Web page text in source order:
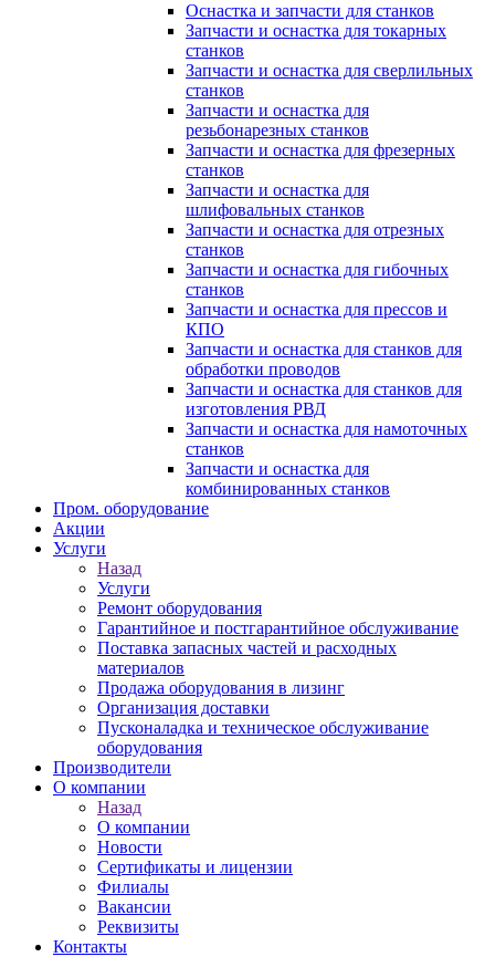
Оснастка и запчасти для станков
Запчасти и оснастка для токарных
станков
Запчасти и оснастка для сверлильных
станков
Запчасти и оснастка для
резьбонарезных станков
Запчасти и оснастка для фрезерных
станков
Запчасти и оснастка для
шлифовальных станков
Запчасти и оснастка для отрезных
станков
Запчасти и оснастка для гибочных
станков
Запчасти и оснастка для прессов и
КПО
Запчасти и оснастка для станков для
обработки проводов
Запчасти и оснастка для станков для
изготовления РВД
Запчасти и оснастка для намоточных
станков
Запчасти и оснастка для
комбинированных станков
Пром. оборудование
Акции
Услуги
Назад
Услуги
Ремонт оборудования
Гарантийное и постгарантийное обслуживание
Поставка запасных частей и расходных
материалов
Продажа оборудования в лизинг
Организация доставки
Пусконаладка и техническое обслуживание
оборудования
Производители
О компании
Назад
О компании
Новости
Сертификаты и лицензии
Филиалы
Вакансии
Реквизиты
Контакты